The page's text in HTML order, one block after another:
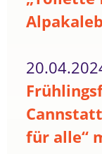
für alle“